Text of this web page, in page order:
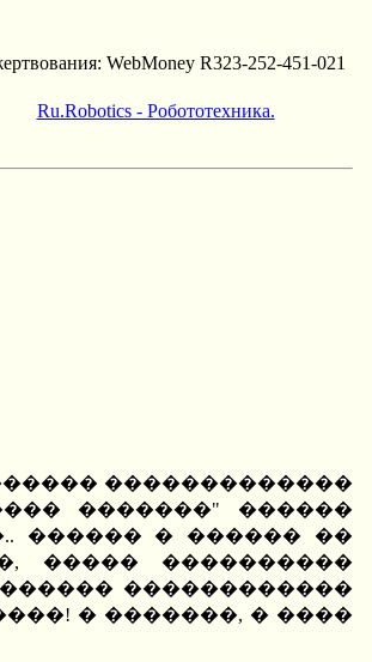
WebMoney R323-252-451-021
Ru.Robotics - Робототехника.
�������������
�������" ������
������ � ������ ��
����� ����������
������������
� �������, � ����